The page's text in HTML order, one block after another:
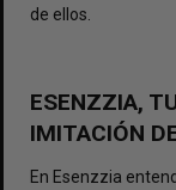
de ellos.
ESENZZIA,
IMITACIÓN
En Esenzzia